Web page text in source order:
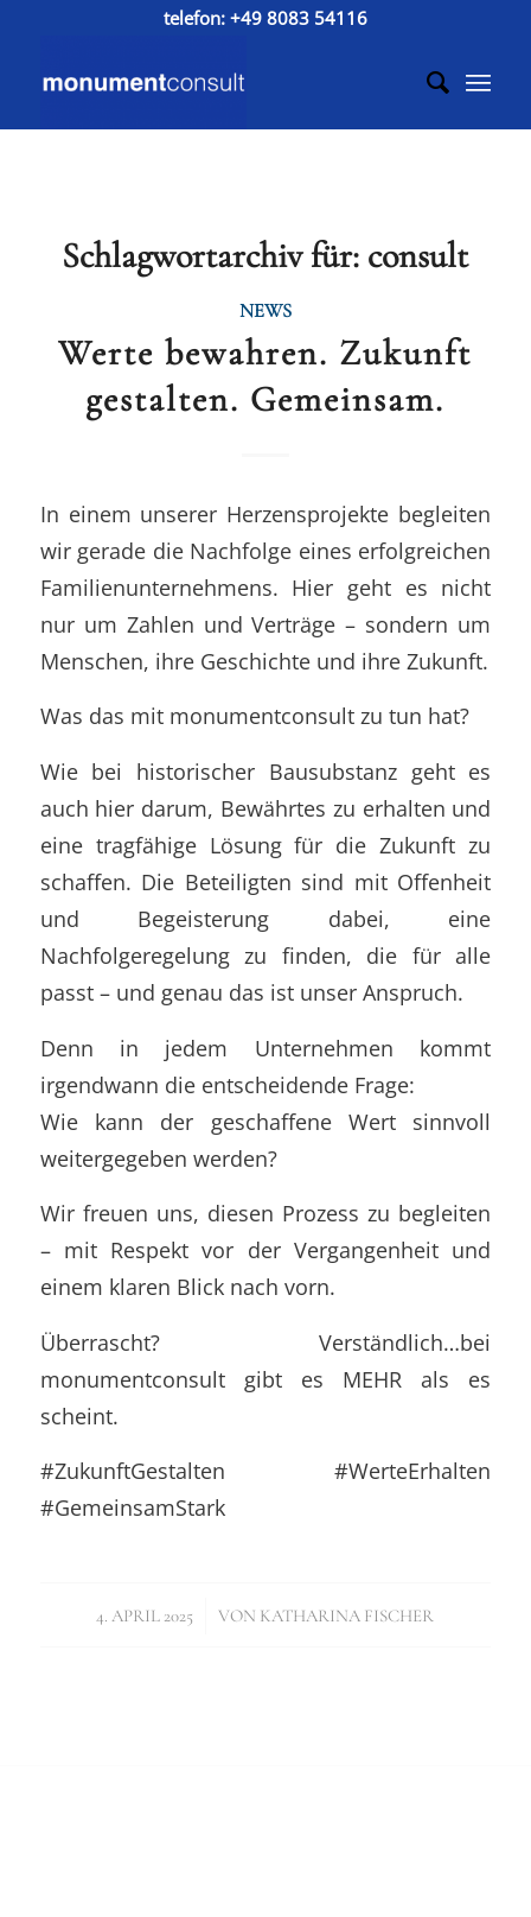
telefon: +49 8083 54116
Schlagwortarchiv für: consult
NEWS
Werte bewahren. Zukunft
gestalten. Gemeinsam.
In einem unserer Herzensprojekte begleiten
wir gerade die Nachfolge eines erfolgreichen
Familienunternehmens. Hier geht es nicht
nur um Zahlen und Verträge – sondern um
Menschen, ihre Geschichte und ihre Zukunft.
Was das mit monumentconsult zu tun hat?
Wie bei historischer Bausubstanz geht es
auch hier darum, Bewährtes zu erhalten und
eine tragfähige Lösung für die Zukunft zu
schaffen. Die Beteiligten sind mit Offenheit
und Begeisterung dabei, eine
Nachfolgeregelung zu finden, die für alle
passt – und genau das ist unser Anspruch.
Denn in jedem Unternehmen kommt
irgendwann die entscheidende Frage:
Wie kann der geschaffene Wert sinnvoll
weitergegeben werden?
Wir freuen uns, diesen Prozess zu begleiten
– mit Respekt vor der Vergangenheit und
einem klaren Blick nach vorn.
Überrascht? Verständlich…bei
monumentconsult gibt es MEHR als es
scheint.
#ZukunftGestalten#WerteErhalten
#GemeinsamStark
4. APRIL 2025
/ VON KATHARINA FISCHER